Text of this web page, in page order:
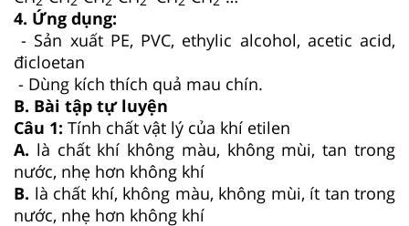
4. Ứng dụng:
- Sản xuất PE, PVC, ethylic alcohol, acetic acid,
đicloetan
- Dùng kích thích quả mau chín.
B. Bài tập tự luyện
Câu 1: Tính chất vật lý của khí etilen
A. là chất khí không màu, không mùi, tan trong
nước, nhẹ hơn không khí
B. là chất khí, không màu, không mùi, ít tan trong
nước, nhẹ hơn không khí